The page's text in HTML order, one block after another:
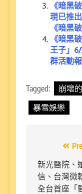
《暗黑
現已推
《暗黑
《暗黑
王子」
群活動
Tagged: 崩壞
暴雪娛樂
章
導
新光醫院、
信、台灣微
全台首座「